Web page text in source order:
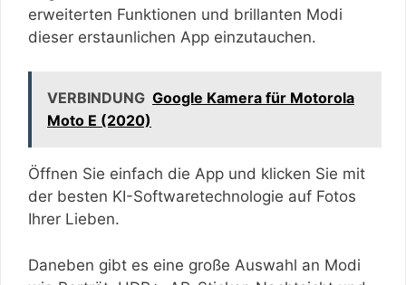
erweiterten Funktionen und brillanten Modi
dieser erstaunlichen App einzutauchen.
VERBINDUNG Google Kamera für Motorola
Moto E (2020)
Öffnen Sie einfach die App und klicken Sie mit
der besten KI-Softwaretechnologie auf Fotos
Ihrer Lieben.
Daneben gibt es eine große Auswahl an Modi